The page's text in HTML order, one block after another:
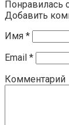
Понравилась
Добавить
Имя *
Email *
Комментарий